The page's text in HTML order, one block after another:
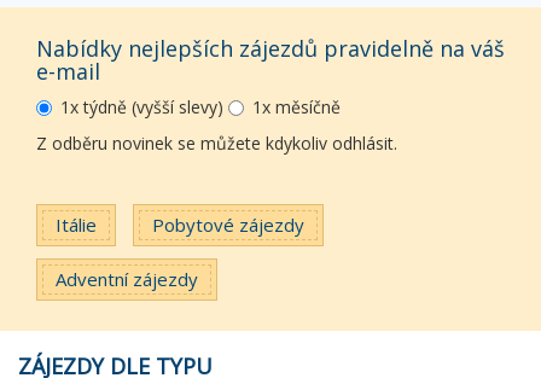
Nabídky nejlepších zájezdů pravidelně na váš
e-mail
1x týdně (vyšší slevy)
1x měsíčně
Z odběru novinek se můžete kdykoliv odhlásit.
Itálie Pobytové zájezdy
Adventní zájezdy
ZÁJEZDY DLE TYPU